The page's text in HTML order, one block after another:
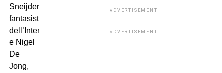
Sneijder,
fantasista
dell’Inter
e Nigel
De
Jong,
ADVERTISEMENT
ADVERTISEMENT